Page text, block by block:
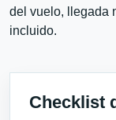
del vuelo, llegada
incluido.
Checklist